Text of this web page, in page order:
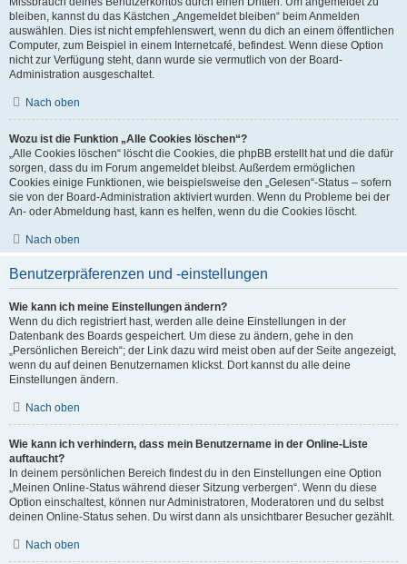
bleiben, kannst du das Kästchen „Angemeldet bleiben“ beim Anmelden
auswählen. Dies ist nicht empfehlenswert, wenn du dich an einem öffentlichen
Computer, zum Beispiel in einem Internetcafé, befindest. Wenn diese Option
nicht zur Verfügung steht, dann wurde sie vermutlich von der Board-
Administration ausgeschaltet.
Nach oben
Wozu ist die Funktion „Alle Cookies löschen“?
„Alle Cookies löschen“ löscht die Cookies, die phpBB erstellt hat und die dafür
sorgen, dass du im Forum angemeldet bleibst. Außerdem ermöglichen
Cookies einige Funktionen, wie beispielsweise den „Gelesen“-Status – sofern
sie von der Board-Administration aktiviert wurden. Wenn du Probleme bei der
An- oder Abmeldung hast, kann es helfen, wenn du die Cookies löscht.
Nach oben
Benutzerpräferenzen und -einstellungen
Wie kann ich meine Einstellungen ändern?
Wenn du dich registriert hast, werden alle deine Einstellungen in der
Datenbank des Boards gespeichert. Um diese zu ändern, gehe in den
„Persönlichen Bereich“; der Link dazu wird meist oben auf der Seite angezeigt,
wenn du auf deinen Benutzernamen klickst. Dort kannst du alle deine
Einstellungen ändern.
Nach oben
Wie kann ich verhindern, dass mein Benutzername in der Online-Liste
auftaucht?
In deinem persönlichen Bereich findest du in den Einstellungen eine Option
„Meinen Online-Status während dieser Sitzung verbergen“. Wenn du diese
Option einschaltest, können nur Administratoren, Moderatoren und du selbst
deinen Online-Status sehen. Du wirst dann als unsichtbarer Besucher gezählt.
Nach oben